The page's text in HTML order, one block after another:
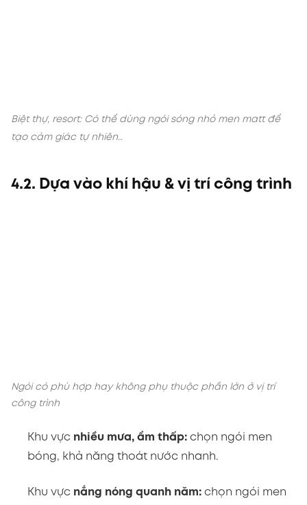
Biệt thự, resort: Có thể dùng ngói sóng nhỏ men matt để
tạo cảm giác tự nhiên..
4.2. Dựa vào khí hậu & vị trí công trình
Ngói có phù hợp hay không phụ thuộc phần lớn ở vị trí
công trình
Khu vực nhiều mưa, ẩm thấp: chọn ngói men
bóng, khả năng thoát nước nhanh.
Khu vực nắng nóng quanh năm: chọn ngói men